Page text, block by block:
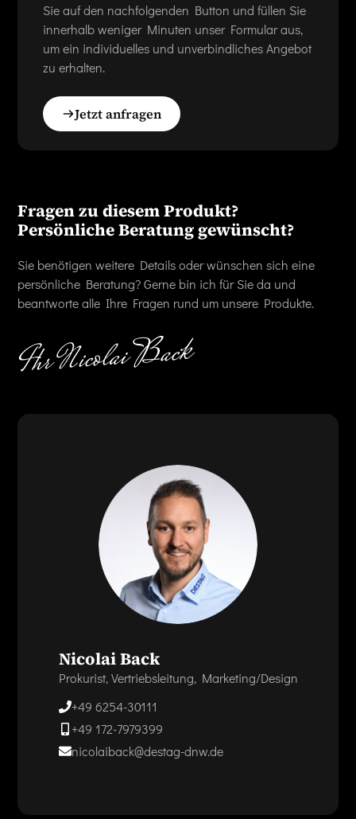
Sie auf den nachfolgenden Button und füllen Sie
innerhalb weniger Minuten unser Formular aus,
um ein individuelles und unverbindliches Angebot
zu erhalten.
Jetzt anfragen
Fragen zu diesem Produkt?
Persönliche Beratung gewünscht?
Sie benötigen weitere Details oder wünschen sich eine
persönliche Beratung? Gerne bin ich für Sie da und
beantworte alle Ihre Fragen rund um unsere Produkte.
Nicolai Back
Prokurist, Vertriebsleitung, Marketing/Design
+49 6254-30111
+49 172-7979399
nicolaiback@destag-dnw.de